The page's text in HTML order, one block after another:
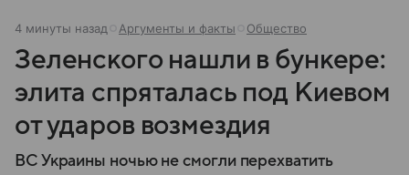
4 минуты назад Аргументы и факты Общество
Зеленского нашли в бункере:
элита спряталась под Киевом
от ударов возмездия
ВС Украины ночью не смогли перехватить